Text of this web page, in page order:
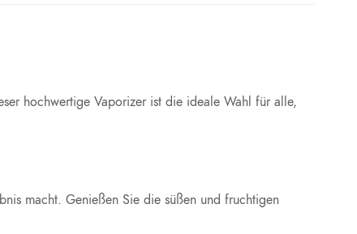
hochwertige Vaporizer ist die ideale Wahl für alle,
macht. Genießen Sie die süßen und fruchtigen